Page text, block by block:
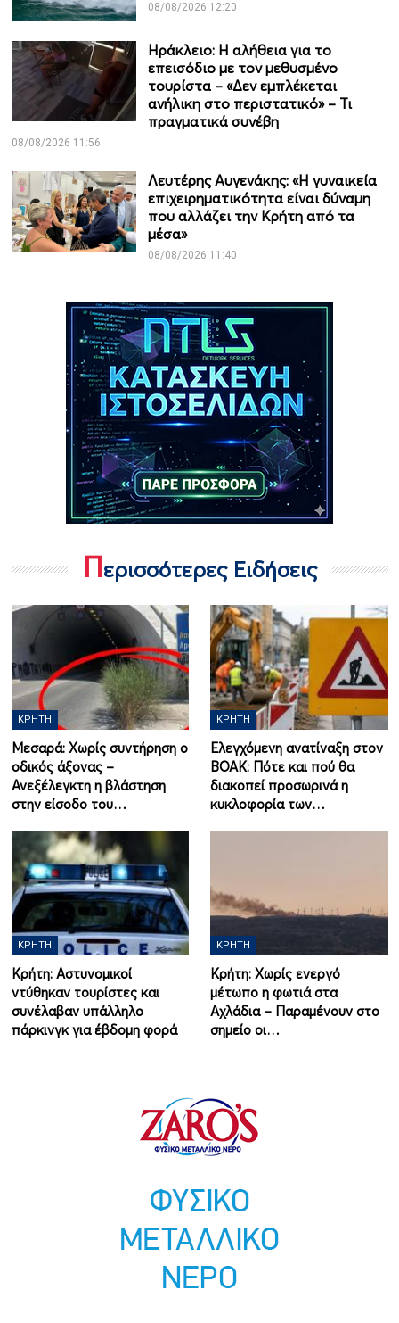
08/08/2026 12:20
Ηράκλειο: Η αλήθεια για το
επεισόδιο με τον μεθυσμένο
τουρίστα – «Δεν εμπλέκεται
ανήλικη στο περιστατικό» – Τι
πραγματικά συνέβη
08/08/2026 11:56
Λευτέρης Αυγενάκης: «Η γυναικεία
επιχειρηματικότητα είναι δύναμη
που αλλάζει την Κρήτη από τα
μέσα»
08/08/2026 11:40
Περισσότερες Ειδήσεις
ΚΡΉΤΗ
Μεσαρά: Χωρίς συντήρηση ο
οδικός άξονας –
Ανεξέλεγκτη η βλάστηση
στην είσοδο του…
ΚΡΉΤΗ
Ελεγχόμενη ανατίναξη στον
ΒΟΑΚ: Πότε και πού θα
διακοπεί προσωρινά η
κυκλοφορία των…
ΚΡΉΤΗ
Κρήτη: Αστυνομικοί
ντύθηκαν τουρίστες και
συνέλαβαν υπάλληλο
πάρκινγκ για έβδομη φορά
ΚΡΉΤΗ
Κρήτη: Χωρίς ενεργό
μέτωπο η φωτιά στα
Αχλάδια – Παραμένουν στο
σημείο οι…